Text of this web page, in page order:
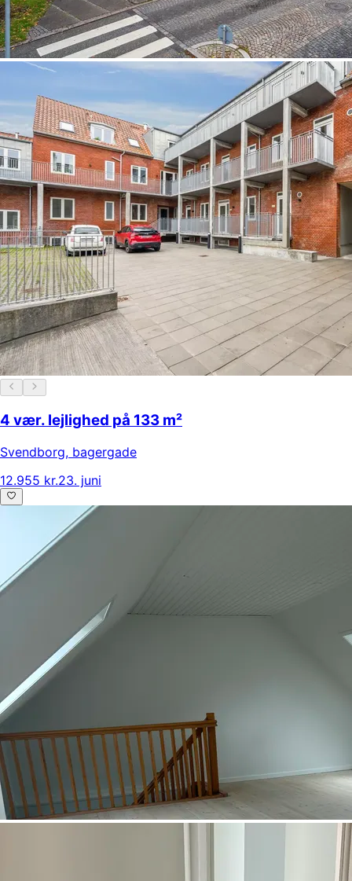
4 vær. lejlighed på 133 m²
Svendborg, bagergade
12.955 kr.23. juni